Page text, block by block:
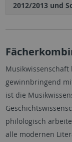
2012/2013 und
gewinnbringend
ist die
philologisch
alle modernen